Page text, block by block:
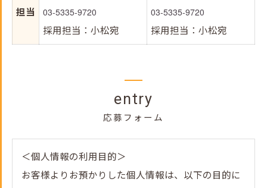
担当
03-5335-9720
採用担当：小松宛
03-5335-9720
採用担当：小松宛
応募フォーム
entry
＜個人情報の利用目的＞
お客様よりお預かりした個人情報は、以下の目的に